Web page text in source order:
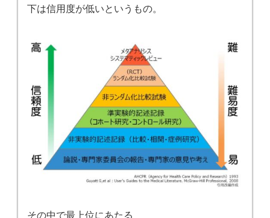
下は信用度が低いというもの。
その中で最上位にあたる